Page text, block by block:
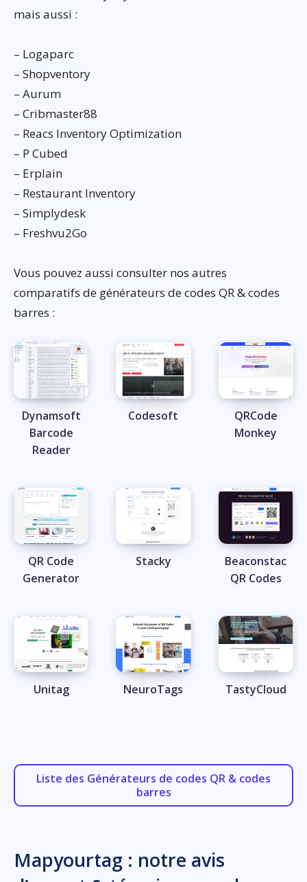
mais aussi :
– Logaparc
– Shopventory
– Aurum
– Cribmaster88
– Reacs Inventory Optimization
– P Cubed
– Erplain
– Restaurant Inventory
– Simplydesk
– Freshvu2Go
Vous pouvez aussi consulter nos autres
comparatifs de générateurs de codes QR & codes
barres :
Dynamsoft
Barcode
Reader
Codesoft
QRCode
Monkey
QR Code
Generator
Stacky
Beaconstac
QR Codes
Unitag NeuroTags TastyCloud
Liste des Générateurs de codes QR & codes
barres
Mapyourtag : notre avis